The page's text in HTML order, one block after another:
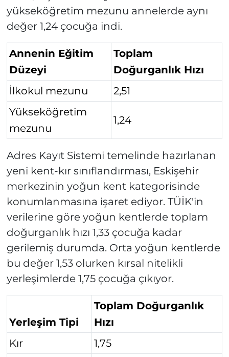
yükseköğretim mezunu annelerde aynı
değer 1,24 çocuğa indi.
Annenin Eğitim
Düzeyi
Toplam
Doğurganlık Hızı
İlkokul mezunu
2,51
Yükseköğretim
mezunu
1,24
Adres Kayıt Sistemi temelinde hazırlanan
yeni kent-kır sınıflandırması, Eskişehir
merkezinin yoğun kent kategorisinde
konumlanmasına işaret ediyor. TÜİK'in
verilerine göre yoğun kentlerde toplam
doğurganlık hızı 1,33 çocuğa kadar
gerilemiş durumda. Orta yoğun kentlerde
bu değer 1,53 olurken kırsal nitelikli
yerleşimlerde 1,75 çocuğa çıkıyor.
Yerleşim Tipi
Toplam Doğurganlık
Hızı
Kır
1,75